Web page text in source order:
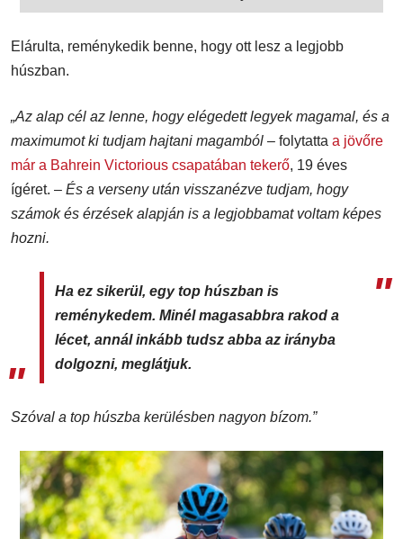
Elárulta, reménykedik benne, hogy ott lesz a legjobb
húszban.
„Az alap cél az lenne, hogy elégedett legyek magamal, és a
maximumot ki tudjam hajtani magamból – folytatta a jövőre
már a Bahrein Victorious csapatában tekerő, 19 éves
ígéret. – És a verseny után visszanézve tudjam, hogy
számok és érzések alapján is a legjobbamat voltam képes
hozni.
Ha ez sikerül, egy top húszban is
reménykedem. Minél magasabbra rakod a
lécet, annál inkább tudsz abba az irányba
dolgozni, meglátjuk.
Szóval a top húszba kerülésben nagyon bízom.”